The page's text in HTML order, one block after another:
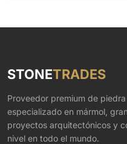
STONETRADES
Proveedor premium de
especializado en mármol,
proyectos arquitectónicos y
nivel en todo el mundo.